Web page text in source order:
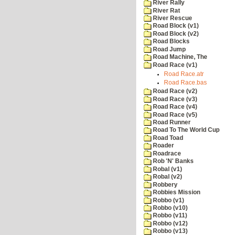
River Rally
River Rat
River Rescue
Road Block (v1)
Road Block (v2)
Road Blocks
Road Jump
Road Machine, The
Road Race (v1)
Road Race.atr
Road Race.bas
Road Race (v2)
Road Race (v3)
Road Race (v4)
Road Race (v5)
Road Runner
Road To The World Cup
Road Toad
Roader
Roadrace
Rob 'N' Banks
Robal (v1)
Robal (v2)
Robbery
Robbies Mission
Robbo (v1)
Robbo (v10)
Robbo (v11)
Robbo (v12)
Robbo (v13)